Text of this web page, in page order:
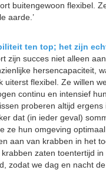
buitengewoon flexibel.
aarde.’
ten top; het zijn
zijn succes niet alleen
hersencapaciteit,
uiterst flexibel. Ze willen
continu en intensief
proberen altijd
dat (in ieder geval)
ze hun omgeving
aan van krabben in het
zaten toentertijd
zodat we dag en nacht